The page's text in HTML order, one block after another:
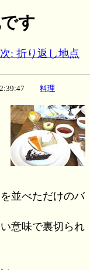
す
次: 折り返し地点
22:39:47 料理
並べただけのバ
意味で裏切られ